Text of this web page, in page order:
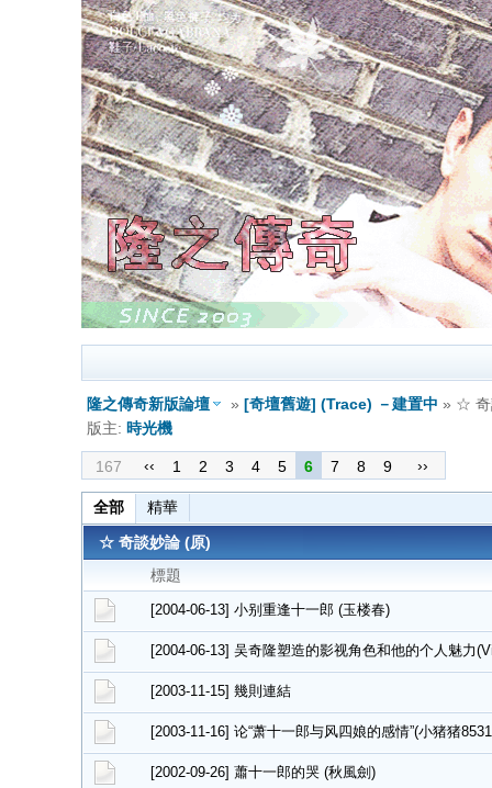
隆之傳奇新版論壇 » [奇壇舊遊] (Trace) －建置中 » ☆
版主: 時光機
167 ‹‹ 1 2 3 4 5 6 7 8 9 ››
全部
精華
☆ 奇談妙論 (原)
標題
[2004-06-13] 小别重逢十一郎 (玉楼春)
[2004-06-13] 吴奇隆塑造的影视角色和他的个人魅力
[2003-11-15] 幾則連結
[2003-11-16] 论“萧十一郎与风四娘的感情”(小猪猪
[2002-09-26] 蕭十一郎的哭 (秋風劍)